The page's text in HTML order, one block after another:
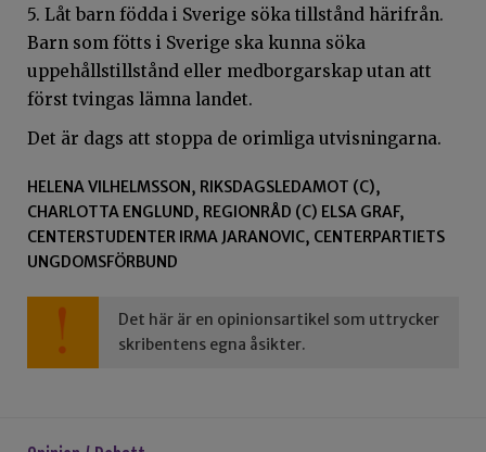
5. Låt barn födda i Sverige söka tillstånd härifrån.
Barn som fötts i Sverige ska kunna söka
uppehållstillstånd eller medborgarskap utan att
först tvingas lämna landet.
Det är dags att stoppa de orimliga utvisningarna.
HELENA VILHELMSSON, RIKSDAGSLEDAMOT (C),
CHARLOTTA ENGLUND, REGIONRÅD (C) ELSA GRAF,
CENTERSTUDENTER IRMA JARANOVIC, CENTERPARTIETS
UNGDOMSFÖRBUND
Det här är en opinionsartikel som uttrycker
skribentens egna åsikter.